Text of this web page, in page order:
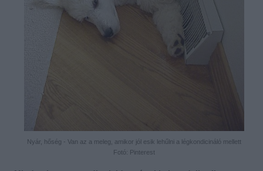
Nyár, hőség - Van az a meleg, amikor jól esik lehűlni a légkondicináló mellett
Fotó: Pinterest